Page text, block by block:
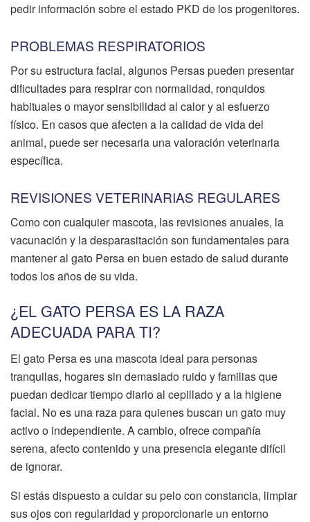
pedir información sobre el estado PKD de los progenitores.
PROBLEMAS RESPIRATORIOS
Por su estructura facial, algunos Persas pueden presentar
dificultades para respirar con normalidad, ronquidos
habituales o mayor sensibilidad al calor y al esfuerzo
físico. En casos que afecten a la calidad de vida del
animal, puede ser necesaria una valoración veterinaria
específica.
REVISIONES VETERINARIAS REGULARES
Como con cualquier mascota, las revisiones anuales, la
vacunación y la desparasitación son fundamentales para
mantener al gato Persa en buen estado de salud durante
todos los años de su vida.
¿EL GATO PERSA ES LA RAZA
ADECUADA PARA TI?
El gato Persa es una mascota ideal para personas
tranquilas, hogares sin demasiado ruido y familias que
puedan dedicar tiempo diario al cepillado y a la higiene
facial. No es una raza para quienes buscan un gato muy
activo o independiente. A cambio, ofrece compañía
serena, afecto contenido y una presencia elegante difícil
de ignorar.
Si estás dispuesto a cuidar su pelo con constancia, limpiar
sus ojos con regularidad y proporcionarle un entorno